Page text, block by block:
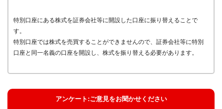
特別口座にある株式を証券会社等に開設した口座に振り替えることで
す。
特別口座では株式を売買することができませんので、証券会社等に特別
口座と同一名義の口座を開設し、株式を振り替える必要があります。
アンケート:ご意見をお聞かせください